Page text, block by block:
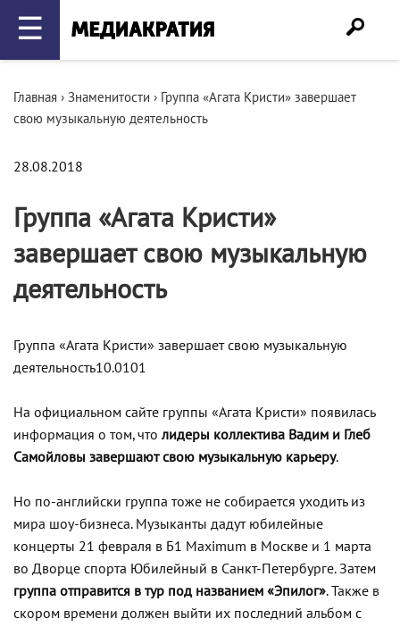
☰
Главная › Знаменитости › Группа «Агата Кристи» завершает
свою музыкальную деятельность
28.08.2018
Группа «Агата Кристи»
завершает свою музыкальную
деятельность
Группа «Агата Кристи» завершает свою музыкальную
деятельность10.0101
На официальном сайте группы «Агата Кристи» появилась
информация о том, что лидеры коллектива Вадим и Глеб
Самойловы завершают свою музыкальную карьеру.
Но по-английски группа тоже не собирается уходить из
мира шоу-бизнеса. Музыканты дадут юбилейные
концерты 21 февраля в Б1 Maximum в Москве и 1 марта
во Дворце спорта Юбилейный в Санкт-Петербурге. Затем
группа отправится в тур под названием «Эпилог». Также в
скором времени должен выйти их последний альбом с